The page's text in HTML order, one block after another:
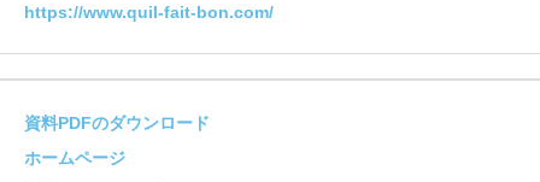
https://www.quil-fait-bon.com/
資料PDFのダウンロード
ホームページ